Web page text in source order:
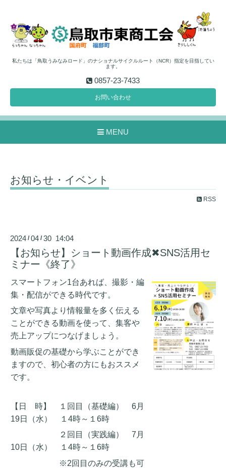
私たちは「鳥取うみなみロード」のナショナルサイクルルート（NCR）指定を目指してい
ます。
0857-23-7433
お問い合わせ
MENU
お知らせ・イベント
RSS
2024 /04 /30 14:04
【お知らせ】ショート動画作成✖SNS活用セ
ミナー《終了》
スマートフォン1台あれば、撮影・編
集・配信ができる時代です。
文章や写真より情報量を多く伝える
ことができる動画を使って、 集客や
売上アップにつなげましょう。
動画販促の基礎から学ぶことができ
ますので、初心者の方にもおススメ
です。
【日 時】 １回目（基礎編） 6月
19日（水） １4時～１6時
２回目（実践編） 7月
10日（水） １4時～１6時
※2回目のみの受講も可